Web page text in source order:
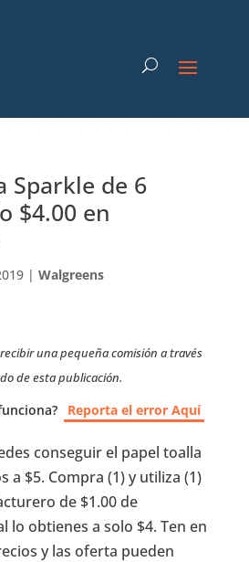
Sparkle de 6
$4.00 en
| Walgreens
una pequeña comisión a través
de esta publicación.
Reporta el error Aquí
conseguir el papel toalla
a $5. Compra (1) y utiliza (1)
de $1.00 de
lo obtienes a solo $4. Ten en
y las oferta pueden